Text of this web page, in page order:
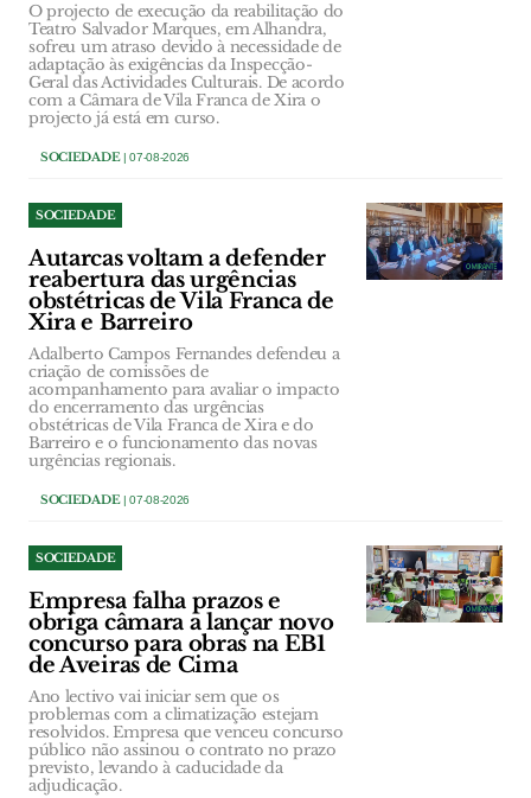
O projecto de execução da reabilitação do
Teatro Salvador Marques, em Alhandra,
sofreu um atraso devido à necessidade de
adaptação às exigências da Inspecção-
Geral das Actividades Culturais. De acordo
com a Câmara de Vila Franca de Xira o
projecto já está em curso.
SOCIEDADE| 07-08-2026
SOCIEDADE
Autarcas voltam a defender
reabertura das urgências
obstétricas de Vila Franca de
Xira e Barreiro
Adalberto Campos Fernandes defendeu a
criação de comissões de
acompanhamento para avaliar o impacto
do encerramento das urgências
obstétricas de Vila Franca de Xira e do
Barreiro e o funcionamento das novas
urgências regionais.
SOCIEDADE| 07-08-2026
SOCIEDADE
Empresa falha prazos e
obriga câmara a lançar novo
concurso para obras na EB1
de Aveiras de Cima
Ano lectivo vai iniciar sem que os
problemas com a climatização estejam
resolvidos. Empresa que venceu concurso
público não assinou o contrato no prazo
previsto, levando à caducidade da
adjudicação.